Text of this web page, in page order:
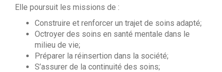
Elle poursuit les missions de :
Construire et renforcer un trajet de soins adapté;
Octroyer des soins en santé mentale dans le
milieu de vie;
Préparer la réinsertion dans la société;
S’assurer de la continuité des soins;